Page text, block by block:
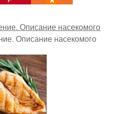
Описание насекомого